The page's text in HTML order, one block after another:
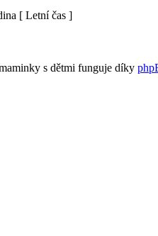
[ Letní čas ]
s dětmi funguje díky